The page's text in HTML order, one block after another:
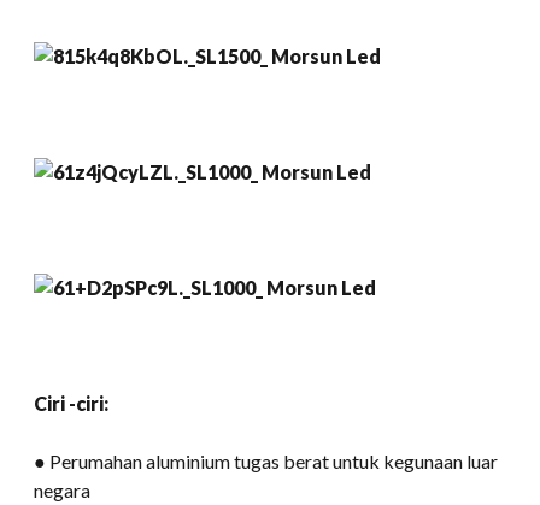
Ciri -ciri:
● Perumahan aluminium tugas berat untuk kegunaan luar
negara